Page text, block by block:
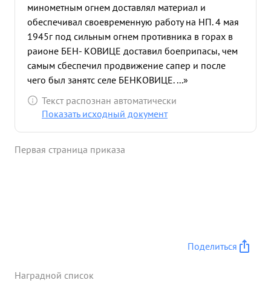
минометным огнем доставлял материал и
обеспечивал своевременную работу на НП. 4 мая
1945г под сильным огнем противника в горах в
раионе БЕН- КОВИЦЕ доставил боеприпасы, чем
самым сбеспечил продвижение сапер и после
чего был занятс селе БЕНКОВИЦЕ. ...»
Текст распознан автоматически
Показать исходный документ
Первая страница приказа
Поделиться
Наградной список